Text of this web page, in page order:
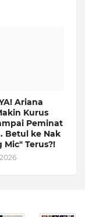
Ariana
Kurus
Peminat
Betul ke Nak
Mic" Terus?!